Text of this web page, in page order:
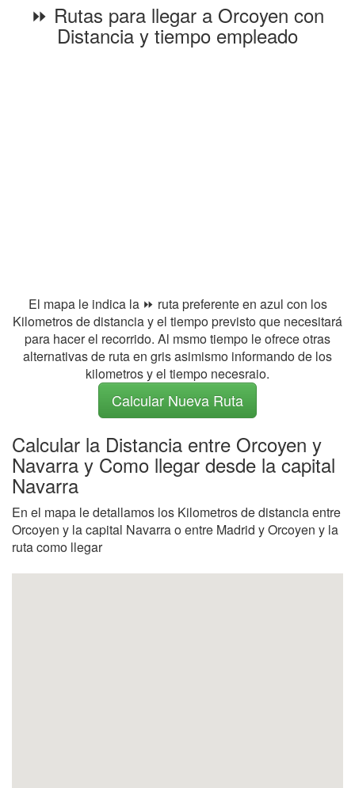
⏩ Rutas para llegar a Orcoyen con
Distancia y tiempo empleado
El mapa le indica la ⏩ ruta preferente en azul con los
Kilometros de distancia y el tiempo previsto que necesitará
para hacer el recorrido. Al msmo tiempo le ofrece otras
alternativas de ruta en gris asimismo informando de los
kilometros y el tiempo necesraio.
Calcular Nueva Ruta
Calcular la Distancia entre Orcoyen y
Navarra y Como llegar desde la capital
Navarra
En el mapa le detallamos los Kilometros de distancia entre
Orcoyen y la capital Navarra o entre Madrid y Orcoyen y la
ruta como llegar